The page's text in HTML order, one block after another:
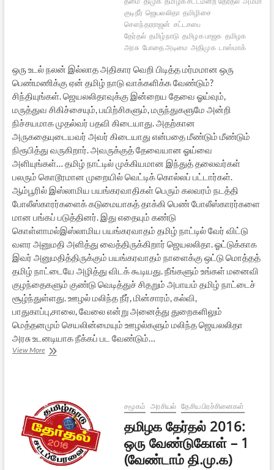
குடிநீர் ஜெயலலிதா தமிழிசை
சௌந்தரராஜன் சட்டசபை
தேர்தல் தமிழ்நாடு தமிழக பாஜக தமிழக
அரசு போதை அடிமை அதிமுக டாஸ்மாக்
ஒரு உடல் நலன் இல்லாத அதிகார வெறி பிடித்த மர்மமான ஒரு
பெண்மணிக்கு ஏன் தமிழ் நாடு வாக்களிக்க வேண்டும்?
சிந்தியுங்கள். ஜெயலலிதாவுக்கு இன்றைய தேவை ஓய்வும்,
மருத்துவ சிகிச்சையும், பயிற்சிகளும், மருந்துகளுமே அன்றி
நிச்சயமாக முதல்வர் பதவி கிடையாது. அதற்கான
அருகதையுடையவர் அவர் கிடையாது என்பதை மீண்டும் மீண்டும்
நிரூபித்து வருகிறார். அவருக்குத் தேவையான ஓய்வை
அளியுங்கள்… தமிழ் நாட்டில் முக்கியமான இந்துத் தலைவர்கள்
பலரும் கொடூரமான முறையில் வெட்டிக் கொல்லப் பட்டார்கள்.
ஆம்பூரில் இஸ்லாமிய பயங்கரவாதிகள் பெரும் கலவரம் நடத்தி
போலீஸ்காரர்களைக் கடுமையாகத் தாக்கி பெண் போலீஸ்காரர்களை
மான பங்கப் படுத்தினர். இது எதையும் கண்டு
கொள்ளாமல்இஸ்லாமிய பயங்கரவாதம் தமிழ் நாட்டில் வேர் விட்டு
வளர அனுமதி அளித்து வைத்திருக்கிறார் ஜெயலலிதா. ஓட்டுக்காக
இவர் அனுமதித்திருக்கும் பயங்கரவாதம் நாளைக்கு ஒட்டு மொத்தத்
தமிழ் நாட்டையே அழித்து விடக் கூடியது. நீங்களும் உங்கள் மனைவி
குழந்தைகளும் குண்டு வெடித்துச் சிதறும் அபாயம் தமிழ் நாட்டைச்
சூழ்ந்துள்ளது. ஊழல் மலிந்த நீர், மின்சாரம், கல்வி,
பாதுகாப்பு,சாலை, வேலை என்று அனைத்து துறைகளிலும்
மெத்தனமும் செயலின்மையும் ஊழல்களும் மலிந்த ஜெயலலிதா
அரசு உடனடியாக நீக்கப் பட வேண்டும்…
View Moreதமிழக
–
2
(வேண்டாம்
அ.தி.மு.க)
சமூகம் அரசியல் தேசிய பிரச்சினைகள்
தமிழக தேர்தல் 2016:
ஒரு வேண்டுகோள் – 1
(வேண்டாம் தி.மு.க)